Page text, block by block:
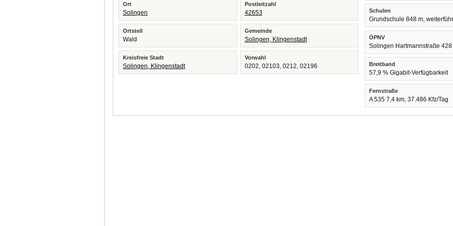
Ort
Solingen
Postleitzahl
42653
Ortsteil
Wald
Gemeinde
Solingen, Klingenstadt
Kreisfreie Stadt
Solingen, Klingenstadt
Vorwahl
0202, 02103, 0212, 02196
Schulen
Grundschule 848 m,
ÖPNV
Solingen Hartmannstraße 428
Breitband
57,9 % Gigabit-Verfügbarkeit
Fernstraße
A 535 7,4 km, 37.486 Kfz/Tag